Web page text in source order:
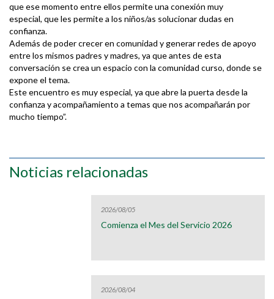
que ese momento entre ellos permite una conexión muy
especial, que les permite a los niños/as solucionar dudas en
confianza.
Además de poder crecer en comunidad y generar redes de apoyo
entre los mismos padres y madres, ya que antes de esta
conversación se crea un espacio con la comunidad curso, donde se
expone el tema.
Este encuentro es muy especial, ya que abre la puerta desde la
confianza y acompañamiento a temas que nos acompañarán por
mucho tiempo”.
Noticias relacionadas
2026/08/05
Comienza el Mes del Servicio 2026
2026/08/04